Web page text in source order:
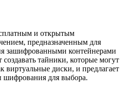
и открытым
предназначенным для
зашифрованными контейнерами
тайники, которые могут
виртуальные диски, и предлагает
шифрования для выбора.